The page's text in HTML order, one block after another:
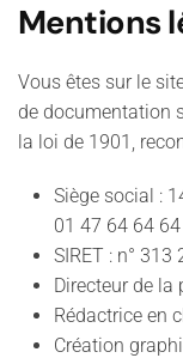
Mentions
Vous êtes sur le
de documentation
la loi de 1901,
Siège social :
01 47 64 64 64
SIRET : n°
Directeur de
Rédactrice en
Création